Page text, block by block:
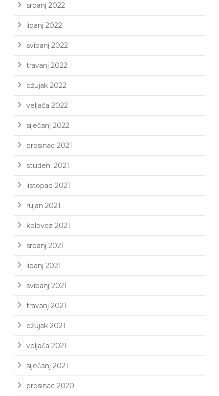
srpanj 2022
lipanj 2022
svibanj 2022
travanj 2022
ožujak 2022
veljača 2022
siječanj 2022
prosinac 2021
studeni 2021
listopad 2021
rujan 2021
kolovoz 2021
srpanj 2021
lipanj 2021
svibanj 2021
travanj 2021
ožujak 2021
veljača 2021
siječanj 2021
prosinac 2020